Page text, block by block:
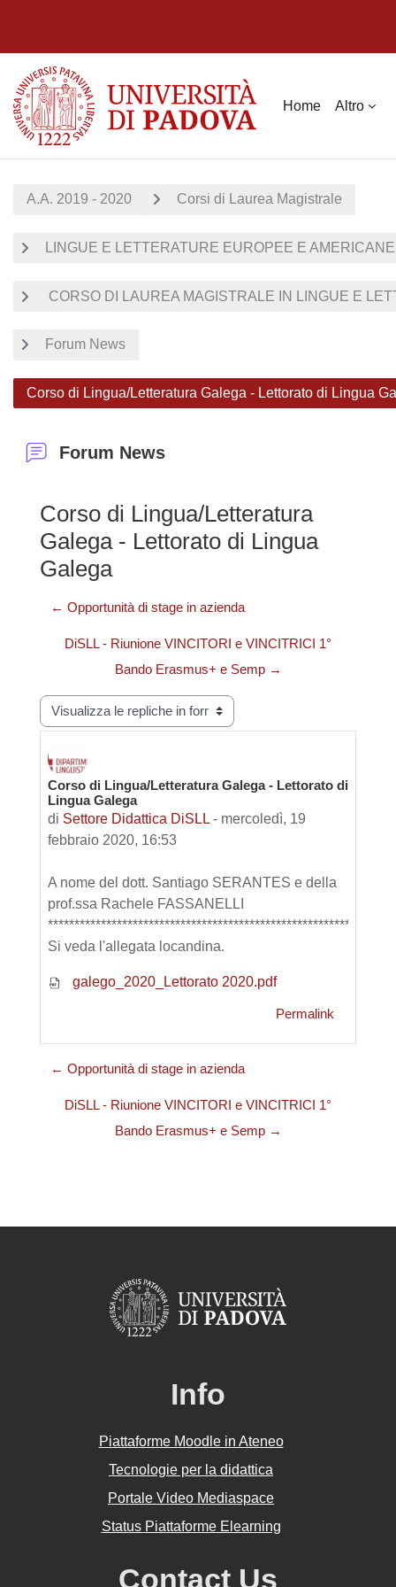
Home Altro
A.A. 2019 - 2020 Corsi di Laurea Magistrale
LINGUE E LETTERATURE EUROPEE E AMERICANE
CORSO DI LAUREA MAGISTRALE IN LINGUE E
Forum News
Corso di Lingua/Letteratura Galega - Lettorato di Lingua
Forum News
Corso di Lingua/Letteratura
Galega - Lettorato di Lingua
Galega
← Opportunità di stage in azienda
DiSLL - Riunione VINCITORI e VINCITRICI 1°
Bando Erasmus+ e Semp →
Modalità visualizzazione
Corso di Lingua/Letteratura Galega - Lettorato di
Lingua Galega
di Settore Didattica DiSLL - mercoledì, 19
febbraio 2020, 16:53
Numero di risposte: 0
A nome del dott. Santiago SERANTES e della
prof.ssa Rachele FASSANELLI
Si veda l'allegata locandina.
galego_2020_Lettorato 2020.pdf
Permalink
← Opportunità di stage in azienda
DiSLL - Riunione VINCITORI e VINCITRICI 1°
Bando Erasmus+ e Semp →
Info
Piattaforme Moodle in Ateneo
Tecnologie per la didattica
Portale Video Mediaspace
Status Piattaforme Elearning
Contact Us